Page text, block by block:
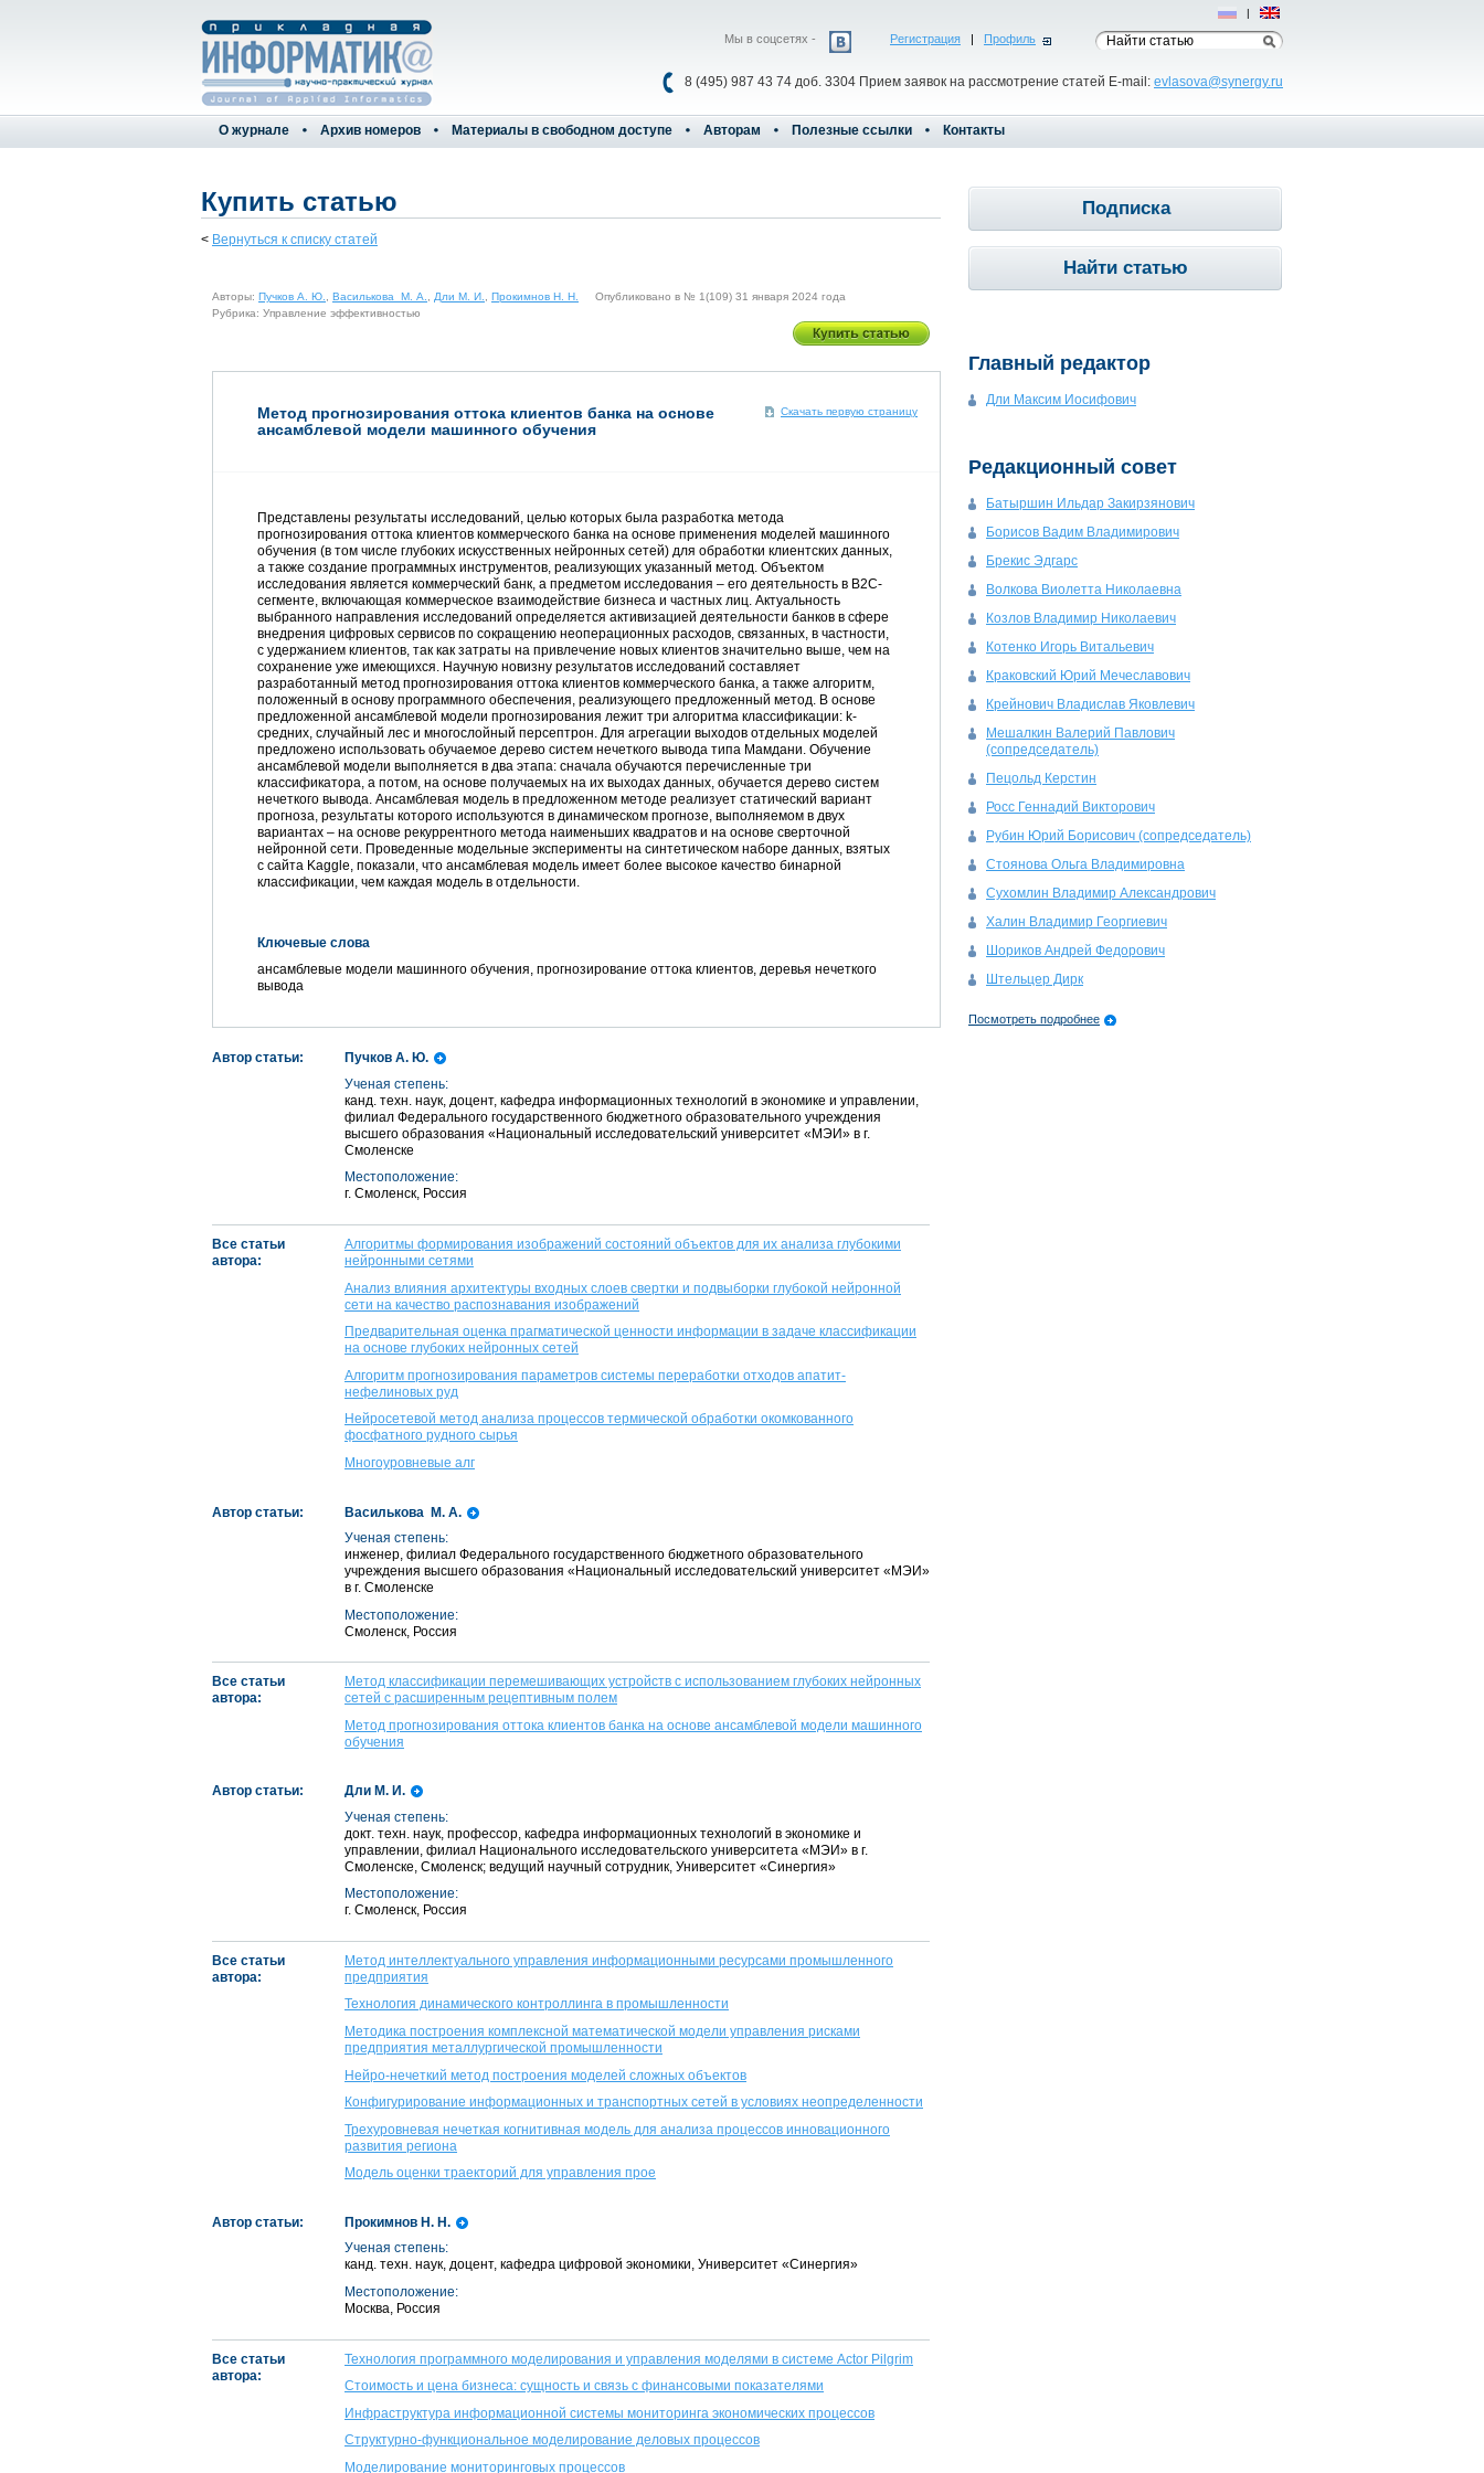
Регистрация | Профиль
8 (495) 987 43 74 доб. 3304 Прием заявок на рассмотрение статей E-mail: evlasova@synergy.ru
Мы в соцсетях -
Рус | Eng
О журнале Архив номеров Материалы в свободном доступе Авторам Полезные ссылки Контакты
Купить статью
< Вернуться к списку статей
Авторы: Пучков А. Ю. Василькова М. А. Дли М. И. Прокимнов Н. Н.
Опубликовано в № 1(109) 31 января 2024 года
Рубрика: Управление эффективностью
Скачать первую страницу
Метод прогнозирования оттока клиентов банка на основе
ансамблевой модели машинного обучения
Представлены результаты исследований, целью которых была разработка метода
прогнозирования оттока клиентов коммерческого банка на основе применения моделей машинного
обучения (в том числе глубоких искусственных нейронных сетей) для обработки клиентских данных,
а также создание программных инструментов, реализующих указанный метод. Объектом
исследования является коммерческий банк, а предметом исследования – его деятельность в B2C-
сегменте, включающая коммерческое взаимодействие бизнеса и частных лиц. Актуальность
выбранного направления исследований определяется активизацией деятельности банков в сфере
внедрения цифровых сервисов по сокращению неоперационных расходов, связанных, в частности,
с удержанием клиентов, так как затраты на привлечение новых клиентов значительно выше, чем на
сохранение уже имеющихся. Научную новизну результатов исследований составляет
разработанный метод прогнозирования оттока клиентов коммерческого банка, а также алгоритм,
положенный в основу программного обеспечения, реализующего предложенный метод. В основе
предложенной ансамблевой модели прогнозирования лежит три алгоритма классификации: k-
средних, случайный лес и многослойный персептрон. Для агрегации выходов отдельных моделей
предложено использовать обучаемое дерево систем нечеткого вывода типа Мамдани. Обучение
ансамблевой модели выполняется в два этапа: сначала обучаются перечисленные три
классификатора, а потом, на основе получаемых на их выходах данных, обучается дерево систем
нечеткого вывода. Ансамблевая модель в предложенном методе реализует статический вариант
прогноза, результаты которого используются в динамическом прогнозе, выполняемом в двух
вариантах – на основе рекуррентного метода наименьших квадратов и на основе сверточной
нейронной сети. Проведенные модельные эксперименты на синтетическом наборе данных, взятых
с сайта Kaggle, показали, что ансамблевая модель имеет более высокое качество бинарной
классификации, чем каждая модель в отдельности.
Ключевые слова
ансамблевые модели машинного обучения, прогнозирование оттока клиентов, деревья нечеткого
вывода
Автор статьи:
Пучков А. Ю.
Ученая степень:
канд. техн. наук, доцент, кафедра информационных технологий в экономике и управлении,
филиал Федерального государственного бюджетного образовательного учреждения
высшего образования «Национальный исследовательский университет «МЭИ» в г.
Смоленске
Местоположение:
г. Смоленск, Россия
Все статьи
автора:
Алгоритмы формирования изображений состояний объектов для их анализа глубокими
нейронными сетями
Анализ влияния архитектуры входных слоев свертки и подвыборки глубокой нейронной
сети на качество распознавания изображений
Предварительная оценка прагматической ценности информации в задаче классификации
на основе глубоких нейронных сетей
Алгоритм прогнозирования параметров системы переработки отходов апатит-
нефелиновых руд
Нейросетевой метод анализа процессов термической обработки окомкованного
фосфатного рудного сырья
Многоуровневые алг
Автор статьи:
Василькова М. А.
Ученая степень:
инженер, филиал Федерального государственного бюджетного образовательного
учреждения высшего образования «Национальный исследовательский университет «МЭИ»
в г. Смоленске
Местоположение:
Смоленск, Россия
Все статьи
автора:
Метод классификации перемешивающих устройств с использованием глубоких нейронных
сетей с расширенным рецептивным полем
Метод прогнозирования оттока клиентов банка на основе ансамблевой модели машинного
обучения
Автор статьи:
Дли М. И.
Ученая степень:
докт. техн. наук, профессор, кафедра информационных технологий в экономике и
управлении, филиал Национального исследовательского университета «МЭИ» в г.
Смоленске, Смоленск; ведущий научный сотрудник, Университет «Синергия»
Местоположение:
г. Смоленск, Россия
Все статьи
автора:
Метод интеллектуального управления информационными ресурсами промышленного
предприятия
Технология динамического контроллинга в промышленности
Методика построения комплексной математической модели управления рисками
предприятия металлургической промышленности
Нейро-нечеткий метод построения моделей сложных объектов
Конфигурирование информационных и транспортных сетей в условиях неопределенности
Трехуровневая нечеткая когнитивная модель для анализа процессов инновационного
развития региона
Модель оценки траекторий для управления прое
Автор статьи:
Прокимнов Н. Н.
Ученая степень:
канд. техн. наук, доцент, кафедра цифровой экономики, Университет «Синергия»
Местоположение:
Москва, Россия
Все статьи
автора:
Технология программного моделирования и управления моделями в системе Аctor Pilgrim
Стоимость и цена бизнеса: сущность и связь с финансовыми показателями
Инфраструктура информационной системы мониторинга экономических процессов
Структурно-функциональное моделирование деловых процессов
Моделирование мониторинговых процессов
Подписка
Найти статью
Главный редактор
Дли Максим Иосифович
Редакционный совет
Батыршин Ильдар Закирзянович
Борисов Вадим Владимирович
Брекис Эдгарс
Волкова Виолетта Николаевна
Козлов Владимир Николаевич
Котенко Игорь Витальевич
Краковский Юрий Мечеславович
Крейнович Владислав Яковлевич
Мешалкин Валерий Павлович
(сопредседатель)
Пецольд Керстин
Росс Геннадий Викторович
Рубин Юрий Борисович (сопредседатель)
Стоянова Ольга Владимировна
Сухомлин Владимир Александрович
Халин Владимир Георгиевич
Шориков Андрей Федорович
Штельцер Дирк
Посмотреть подробнее